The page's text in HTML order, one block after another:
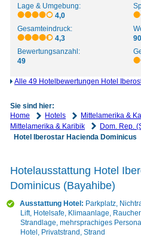
Lage & Umgebung:
4,0
Gesamteindruck:
4,3
Bewertungsanzahl:
49
Alle 49 Hotelbewertungen Hotel
Sie sind hier:
Home
Hotels
Mittelamerika &
Mittelamerika & Karibik
Dom. Rep.
Hotel Iberostar Hacienda Dominicus
Hotelausstattung Hotel
Dominicus (Bayahibe)
Ausstattung Hotel: Parkplatz,
Lift, Hotelsafe, Klimaanlage,
Strandlage, mehrsprachiges
Hotel, Privatstrand, Strand